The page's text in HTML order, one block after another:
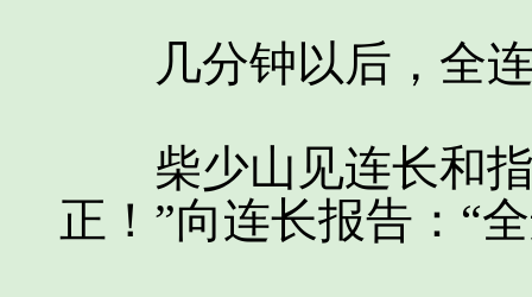
几分钟以后，全连
柴少山见连长和指
正！”向连长报告：“